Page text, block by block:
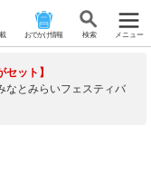
おでかけ情報 検 索 メニュー
セット】
なとみらいフェスティバ